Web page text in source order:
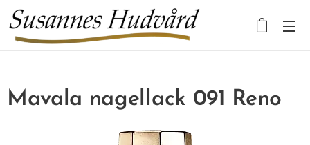
Mavala nagellack 091 Reno